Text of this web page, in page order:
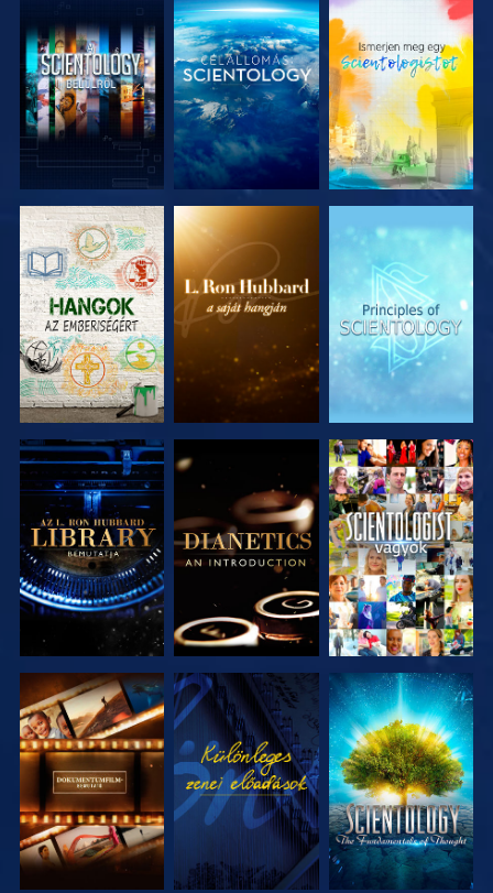
A SOROZAT
RÉSZEI
A SOROZAT
RÉSZEI
A SOROZAT
RÉSZEI
A SOROZAT
RÉSZEI
A SOROZAT
RÉSZEI
MŰSORNÉZÉS
A SOROZAT
RÉSZEI
MŰSORNÉZÉS
A SOROZAT
RÉSZEI